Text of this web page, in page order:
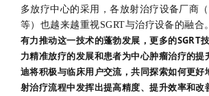
多放疗中心的采用，各放射治疗设备厂商
等）也越来越重视SGRT与治疗设备的融合。
有力推动这一技术的蓬勃发展，更多的SGRT
力精准放疗的发展和患者为中心肿瘤治疗的提
迪将积极与临床用户交流，共同探索如何更好
射治疗流程中发挥出提高精度、提升效率和改